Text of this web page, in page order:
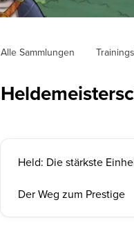
Alle Sammlungen
Held: Die stärkste
Der Weg zum Prestige